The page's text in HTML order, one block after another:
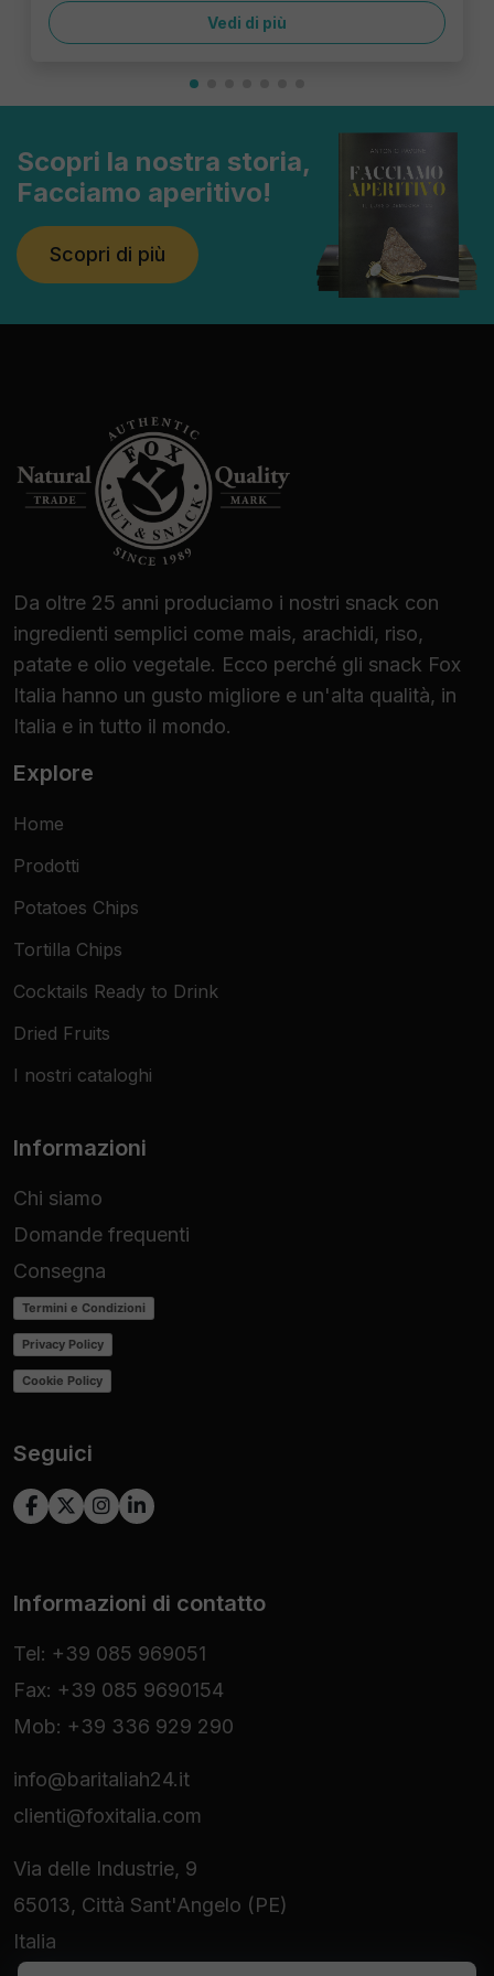
Vedi di più
Scopri la nostra storia,
Facciamo aperitivo!
Scopri di più
Da oltre 25 anni produciamo i nostri snack con
ingredienti semplici come mais, arachidi, riso,
patate e olio vegetale. Ecco perché gli snack Fox
Italia hanno un gusto migliore e un'alta qualità, in
Italia e in tutto il mondo.
Explore
Home
Prodotti
Potatoes Chips
Tortilla Chips
Cocktails Ready to Drink
Dried Fruits
I nostri cataloghi
Informazioni
Chi siamo
Domande frequenti
Consegna
Termini e Condizioni
Privacy Policy
Cookie Policy
Seguici
Informazioni di contatto
Tel: +39 085 969051
Fax: +39 085 9690154
Mob: +39 336 929 290
info@baritaliah24.it
clienti@foxitalia.com
Via delle Industrie, 9
65013, Città Sant'Angelo (PE)
Italia